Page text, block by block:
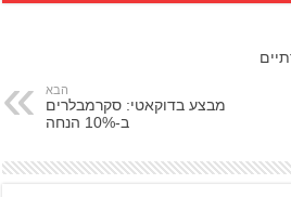
הבא
מבצע בדוקאטי: סקרמבלרים
ב-10% הנחה